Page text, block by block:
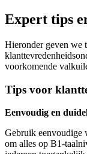
Expert tips
Hieronder geven we
voorkomende
Tips voor
Eenvoudig en
Gebruik eenvoudige
om alles op B1-